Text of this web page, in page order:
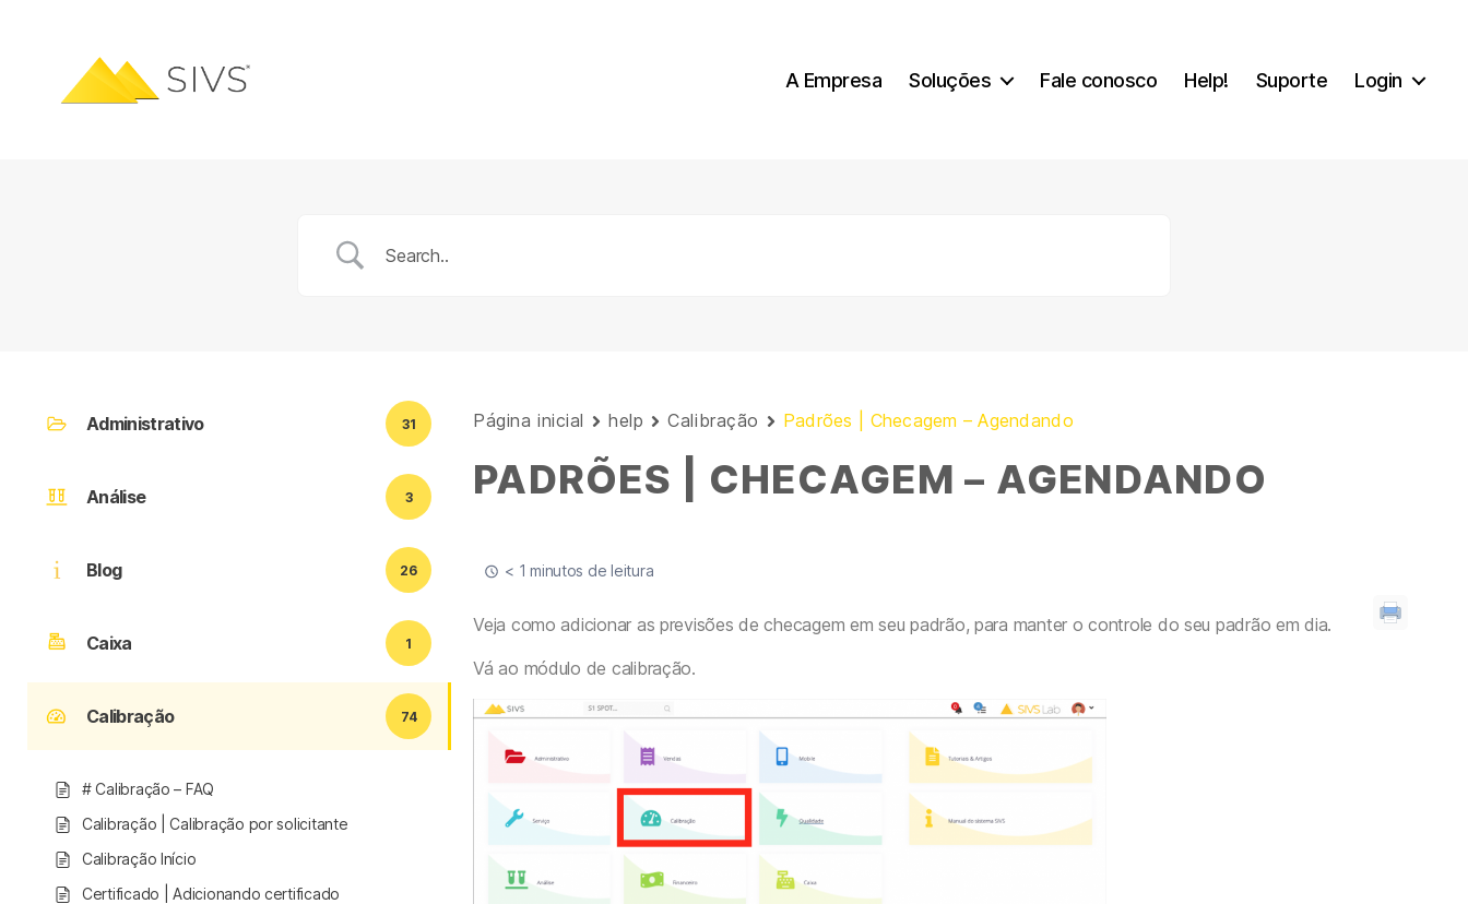
A Empresa Soluções Fale conosco Help! Suporte Login
Administrativo 31
Análise 3
Blog 26
Caixa 1
Calibração 74
# Calibração – FAQ
Calibração | Calibração por solicitante
Calibração Início
Certificado | Adicionando certificado
Página inicial help Calibração Padrões | Checagem – Agendando
PADRÕES | CHECAGEM – AGENDANDO
< 1 minutos de leitura
Veja como adicionar as previsões de checagem em seu padrão, para manter o controle do seu padrão em dia.
Vá ao módulo de calibração.